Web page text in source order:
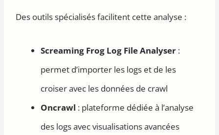
Des outils spécialisés facilitent cette analyse :
Screaming Frog Log File Analyser :
permet d’importer les logs et de les
croiser avec les données de crawl
Oncrawl : plateforme dédiée à l’analyse
des logs avec visualisations avancées